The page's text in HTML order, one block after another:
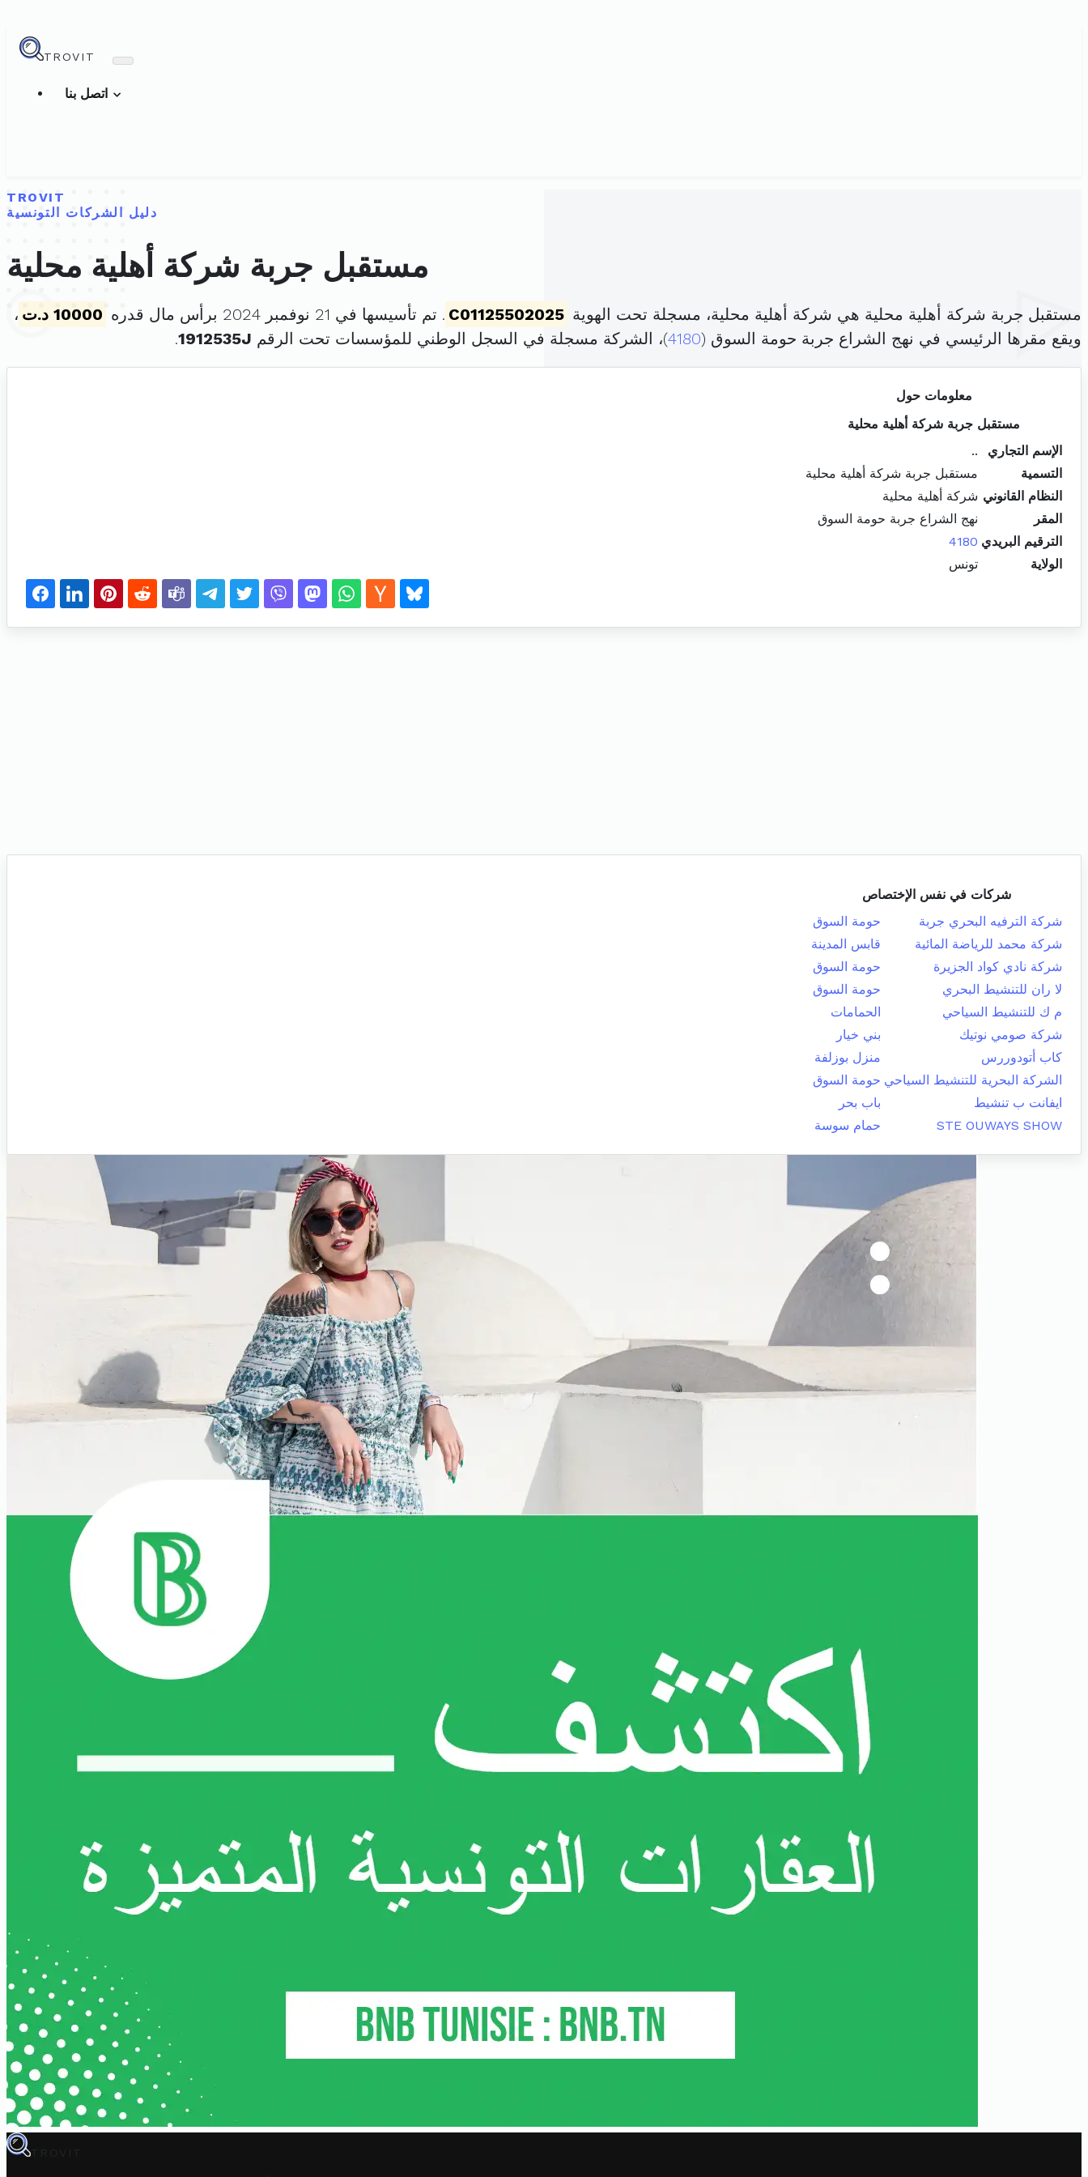
TROVIT
TROVIT
دليل الشركات التونسية
مستقبل جربة شركة أهلية محلية
مستقبل جربة شركة أهلية محلية هي شركة أهلية محلية، مسجلة تحت الهوية C01125502025 . تم تأسيسها في 21 نوفمبر 2024 برأس مال قدره 10000 د.ت
،
ويقع مقرها الرئيسي في نهج الشراع جربة حومة السوق (4180)، الشركة مسجلة في السجل الوطني للمؤسسات تحت الرقم 1912535J
.
معلومات حول
مستقبل جربة شركة أهلية محلية
الإسم التجاري
..
التسمية
مستقبل جربة شركة أهلية محلية
النظام القانوني شركة أهلية محلية
المقر
نهج الشراع جربة حومة السوق
الترقيم البريدي 4180
الولاية
تونس
شركات في نفس الإختصاص
شركة الترفيه البحري جربة
حومة السوق
شركة محمد للرياضة المائية
قابس المدينة
شركة نادي كواد الجزيرة
حومة السوق
لا ران للتنشيط البحري
حومة السوق
م ك للتنشيط السياحي
الحمامات
شركة صومي نوتيك
بني خيار
كاب أتودوررس
منزل بوزلفة
الشركة البحرية للتنشيط السياحي حومة السوق
ايفانت ب تنشيط
باب بحر
STE OUWAYS SHOW
حمام سوسة
TROVIT